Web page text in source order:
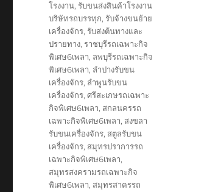
โรงงาน,รับขนส่งสินค้าโรงงาน
บริษัทรถบรรทุก,รับจ้างขนย้าย
เครื่องจักร,รับส่งต้นทางและ
ปรายทาง,ราชบุรีรถเฉพาะกิจ
พิเศษ6เพลา, ลพบุรีรถเฉพาะกิจ
พิเศษ6เพลา, ลำปางรับขน
เครื่องจักร, ลำพูนรับขน
เครื่องจักร,ศรีสะเกษรถเฉพาะ
กิจพิเศษ6เพลา, สกลนครรถ
เฉพาะกิจพิเศษ6เพลา, สงขลา
รับขนเครื่องจักร, สตูลรับขน
เครื่องจักร, สมุทรปราการรถ
เฉพาะกิจพิเศษ6เพลา,
สมุทรสงครามรถเฉพาะกิจ
พิเศษ6เพลา, สมุทรสาครรถ